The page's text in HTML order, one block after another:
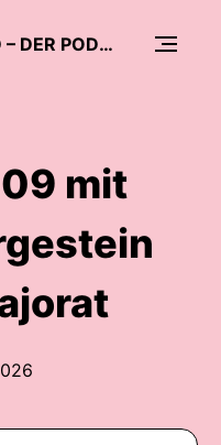
FINANCE FORWARD – DER PODCAST FÜR DIE NEUE FINANZWELT
mit